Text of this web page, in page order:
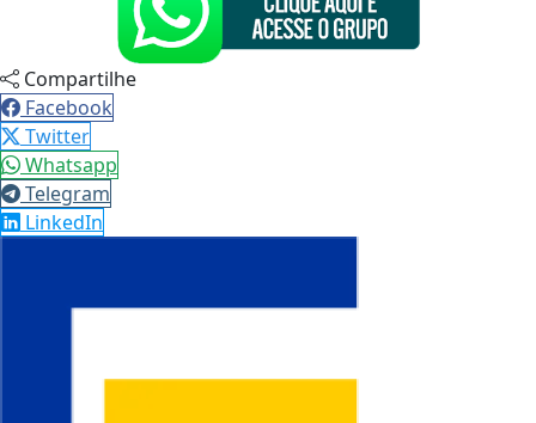
Compartilhe
Facebook
Twitter
Whatsapp
Telegram
LinkedIn